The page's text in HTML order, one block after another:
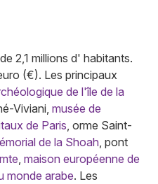
2,1 millions d' habitants.
(€). Les principaux
de l'île de la
Viviani, musée de
de Paris , orme Saint-
de la Shoah , pont
maison européenne de
monde arabe. Les